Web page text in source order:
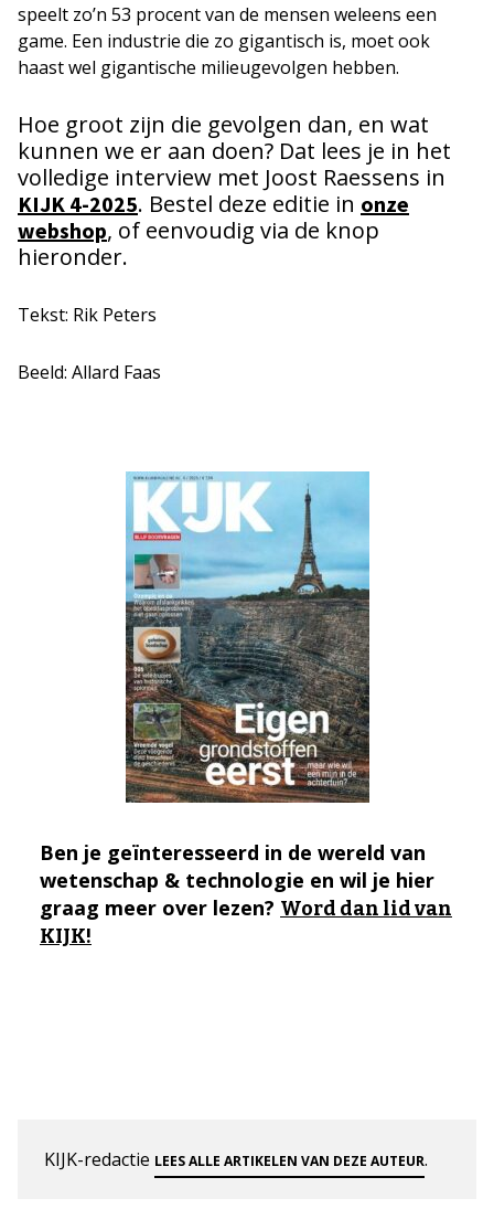
speelt zo’n 53 procent van de mensen weleens een
game. Een industrie die zo gigantisch is, moet ook
haast wel gigantische milieugevolgen hebben.
Hoe groot zijn die gevolgen dan, en wat
kunnen we er aan doen? Dat lees je in het
volledige interview met Joost Raessens in
KIJK 4-2025. Bestel deze editie in onze
webshop, of eenvoudig via de knop
hieronder.
Tekst: Rik Peters
Beeld: Allard Faas
Ben je geïnteresseerd in de wereld van
wetenschap & technologie en wil je hier
graag meer over lezen? Word dan lid van
KIJK!
KIJK-redactie LEES ALLE ARTIKELEN VAN DEZE AUTEUR.